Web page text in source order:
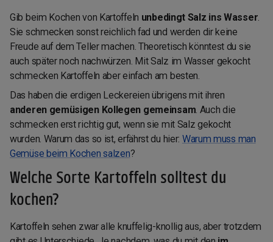
Gib beim Kochen von Kartoffeln unbedingt Salz ins Wasser.
Sie schmecken sonst reichlich fad und werden dir keine
Freude auf dem Teller machen. Theoretisch könntest du sie
auch später noch nachwürzen. Mit Salz im Wasser gekocht
schmecken Kartoffeln aber einfach am besten.
Das haben die erdigen Leckereien übrigens mit ihren
anderen gemüsigen Kollegen gemeinsam. Auch die
schmecken erst richtig gut, wenn sie mit Salz gekocht
wurden. Warum das so ist, erfährst du hier: Warum muss man
Gemüse beim Kochen salzen?
Welche Sorte Kartoffeln solltest du
kochen?
Kartoffeln sehen zwar alle knuffelig-knollig aus, aber trotzdem